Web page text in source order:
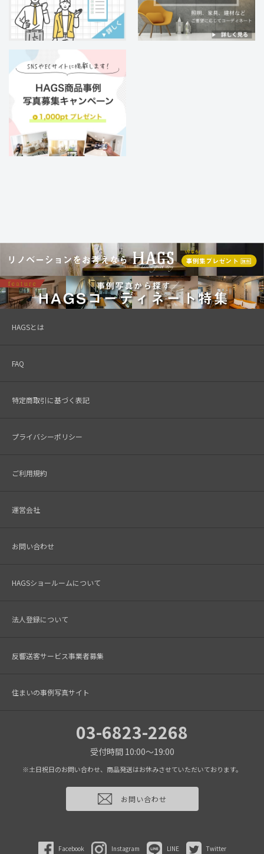
HAGSとは
FAQ
特定商取引に基づく表記
プライバシーポリシー
ご利用規約
運営会社
お問い合わせ
HAGSショールームについて
法人登録について
反響送客サービス事業者募集
住まいの事例写真サイト
03-6823-2268
受付時間 10:00～19:00
※土日祝日のお問い合わせ、商品発送はお休みさせていただいております。
お問い合わせ
Facebook Instagram LINE Twitter